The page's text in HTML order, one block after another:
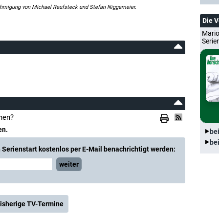
von Michael Reufsteck und Stefan Niggemeier.
kostenlos per E-Mail benachrichtigt werden:
weiter
TV-Termine
Die